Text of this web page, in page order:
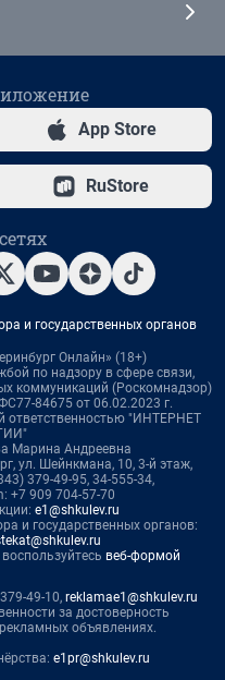
App Store
RuStore
и государственных органов
Онлайн» (18+)
по надзору в сфере связи,
коммуникаций (Роскомнадзор)
84675 от 06.02.2023 г.
ответственностью "ИНТЕРНЕТ
Марина Андреевна
ул. Шейнкмана, 10, 3-й этаж,
379-49-95, 34-555-34,
+7 909 704-57-70
e1@shkulev.ru
и государственных органов:
веб-формой
49-10, reklamae1@shkulev.ru
за достоверность
объявлениях.
e1pr@shkulev.ru